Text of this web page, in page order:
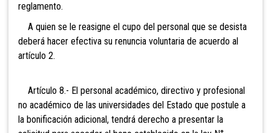
reglamento.
A quien se le reasigne el cupo del personal que se desista
deberá hacer efectiva su renuncia voluntaria de acuerdo al
artículo 2.
Artículo 8.- El personal académico, directivo y profesional
no académico de las universidades del Estado que postule a
la bonificación adicional, tendrá derecho a presentar la